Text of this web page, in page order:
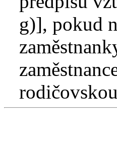
g)], pokud